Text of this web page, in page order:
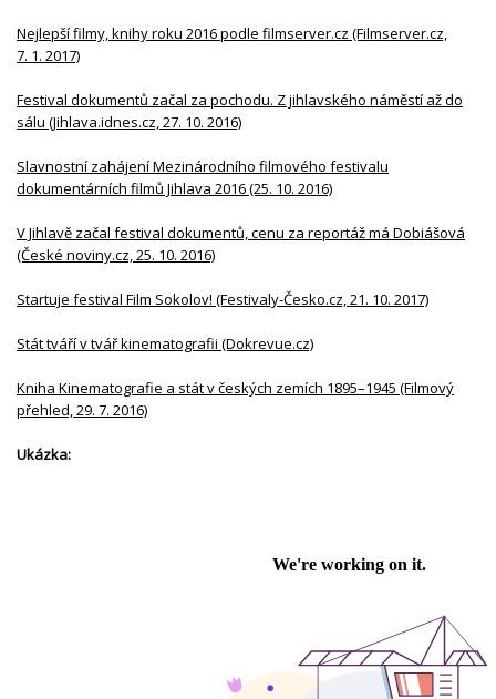
Nejlepší filmy, knihy roku 2016 podle filmserver.cz (Filmserver.cz,
7. 1. 2017)
Festival dokumentů začal za pochodu. Z jihlavského náměstí až do
sálu (Jihlava.idnes.cz, 27. 10. 2016)
Slavnostní zahájení Mezinárodního filmového festivalu
dokumentárních filmů Jihlava 2016 (25. 10. 2016)
V Jihlavě začal festival dokumentů, cenu za reportáž má Dobiášová
(České noviny.cz, 25. 10. 2016)
Startuje festival Film Sokolov! (Festivaly-Česko.cz, 21. 10. 2017)
Stát tváří v tvář kinematografii (Dokrevue.cz)
Kniha Kinematografie a stát v českých zemích 1895–1945 (Filmový
přehled, 29. 7. 2016)
Ukázka: